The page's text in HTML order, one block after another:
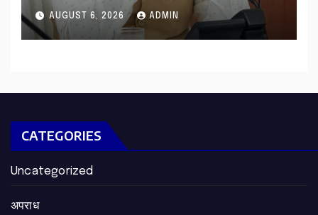
की विस्तृत समीक्षा कहा-बंद सड़कों को
शीघ्र खोला जाए, लोगों को न हो दिक्कत
AUGUST 6, 2026 ADMIN
CATEGORIES
Uncategorized
अपराध